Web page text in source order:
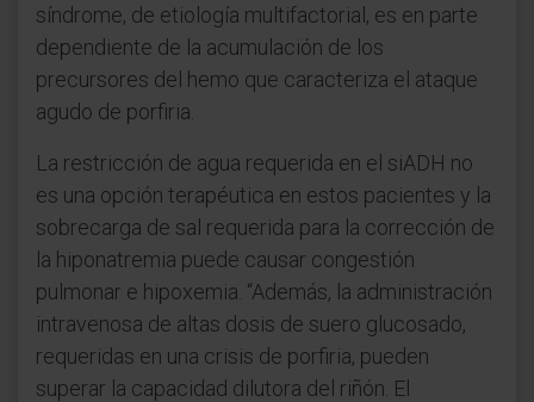
síndrome, de etiología multifactorial, es en parte
dependiente de la acumulación de los
precursores del hemo que caracteriza el ataque
agudo de porfiria.
La restricción de agua requerida en el siADH no
es una opción terapéutica en estos pacientes y la
sobrecarga de sal requerida para la corrección de
la hiponatremia puede causar congestión
pulmonar e hipoxemia. “Además, la administración
intravenosa de altas dosis de suero glucosado,
requeridas en una crisis de porfiria, pueden
superar la capacidad dilutora del riñón. El